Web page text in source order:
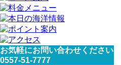
お気軽にお問い合わせください
0557-51-7777